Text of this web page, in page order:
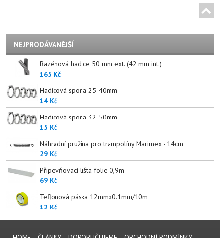
NEJPRODÁVANĚJŠÍ
Bazénová hadice 50 mm ext. (42 mm int.)
165 Kč
Hadicová spona 25-40mm
14 Kč
Hadicová spona 32-50mm
15 Kč
Náhradní pružina pro trampolíny Marimex - 14cm
29 Kč
Připevňovací lišta folie 0,9m
69 Kč
Teflonová páska 12mmx0.1mm/10m
12 Kč